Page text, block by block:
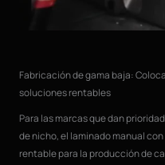
Fabricación de gama baja:
soluciones rentables
Para las marcas que dan
de nicho, el laminado manual
rentable para la producción de